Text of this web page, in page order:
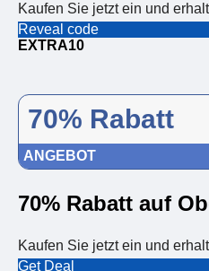
Kaufen Sie jetzt ein und
Reveal code
EXTRA10
70% Rabatt
ANGEBOT
70% Rabatt auf
Kaufen Sie jetzt ein und
Get Deal